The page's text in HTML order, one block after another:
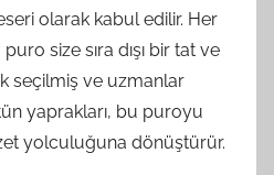
olarak kabul edilir. Her
puro size sıra dışı bir tat ve
seçilmiş ve uzmanlar
yaprakları, bu puroyu
yolculuğuna dönüştürür.